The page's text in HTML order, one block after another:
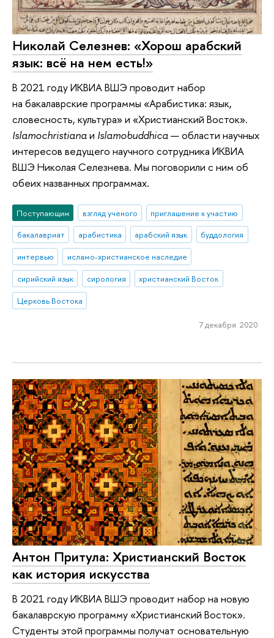
Николай Селезнев: «Хорош арабский
язык: всё на нем есть!»
В 2021 году ИКВИА ВШЭ проводит набор
на бакалаврские программы «Арабистика: язык,
словесность, культура» и «Христианский Восток».
Islamochristianaи Islamobuddhica— области научных
интересов ведущего научного сотрудника ИКВИА
ВШЭ Николая Селезнева. Мы поговорили с ним об
обеих названных программах.
Поступающим взгляд ученого
приглашение к участию
бакалавриат
арабистика арабский язык
буддология
интервью
исламо-христианское наследие
сирийский язык
сирология
христианский Восток
Церковь Востока
7 декабря 2020
Антон Притула: Христианский Восток
как история искусства
В 2021 году ИКВИА ВШЭ проводит набор на новую
бакалаврскую программу «Христианский Восток».
Студенты этой программы получат основательную